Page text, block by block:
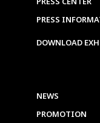
PRESS
DOWNLOAD
NEWS
PROMOTION